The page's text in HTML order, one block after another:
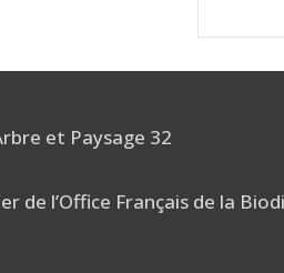
et Paysage 32
de l’Office Français de la